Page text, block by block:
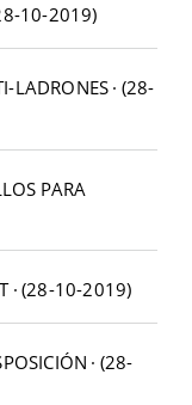
10-2019)
LADRONES · (28-
PARA
· (28-10-2019)
· (28-